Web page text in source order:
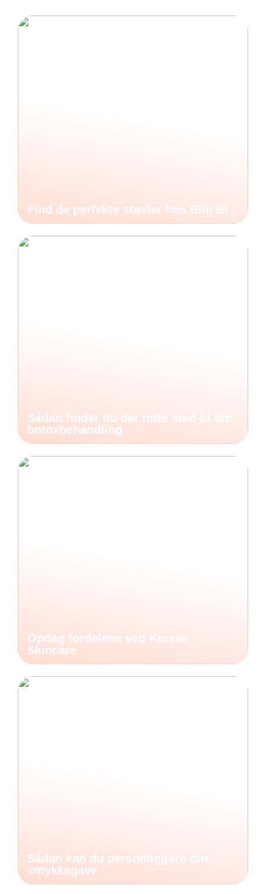
Find de perfekte støvler hos Billi Bi
Sådan finder du det rette sted til din
botoxbehandling
Opdag fordelene ved Korean
Skincare
Sådan kan du personliggøre din
smykkegave